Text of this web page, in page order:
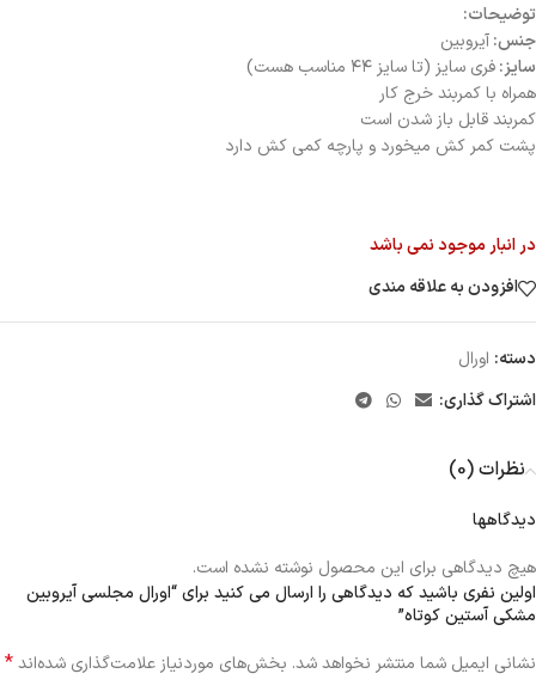
توضیحات:
جنس:آيروبين
سايز:فري سايز (تا سايز ٤٤ مناسب هست)
همراه با كمربند خرج كار
كمربند قابل باز شدن است
پشت كمر كش ميخورد و پارچه كمي كش دارد
در انبار موجود نمی باشد
افزودن به علاقه مندی
دسته: اورال
اشتراک گذاری:
نظرات (0)
دیدگاهها
هیچ دیدگاهی برای این محصول نوشته نشده است.
اولین نفری باشید که دیدگاهی را ارسال می کنید برای “اورال مجلسی آيروبين
مشكي آستين كوتاه”
نشانی ایمیل شما منتشر نخواهد شد. بخش‌های موردنیاز علامت‌گذاری شده‌اند*